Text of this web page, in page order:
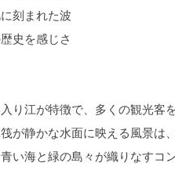
刻まれた波
史を感じさ
り江が特徴で、多くの観光客
が静かな水面に映える風景は
い海と緑の島々が織りなすコ